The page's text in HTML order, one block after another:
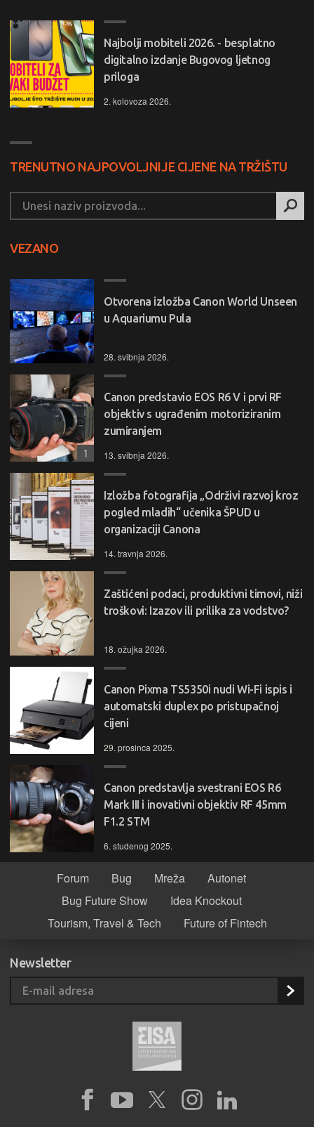
Najbolji mobiteli 2026. - besplatno
digitalno izdanje Bugovog ljetnog
priloga
2. kolovoza 2026.
TRENUTNO NAJPOVOLJNIJE CIJENE NA TRŽIŠTU
VEZANO
Otvorena izložba Canon World Unseen
u Aquariumu Pula
28. svibnja 2026.
Canon predstavio EOS R6 V i prvi RF
objektiv s ugrađenim motoriziranim
zumiranjem
13. svibnja 2026.
1
Izložba fotografija „Održivi razvoj kroz
pogled mladih“ učenika ŠPUD u
organizaciji Canona
14. travnja 2026.
Zaštićeni podaci, produktivni timovi, niži
troškovi: Izazov ili prilika za vodstvo?
18. ožujka 2026.
Canon Pixma TS5350i nudi Wi-Fi ispis i
automatski duplex po pristupačnoj
cijeni
29. prosinca 2025.
Canon predstavlja svestrani EOS R6
Mark III i inovativni objektiv RF 45mm
F1.2 STM
6. studenog 2025.
Forum Bug Mreža
Autonet
Bug Future Show
Idea Knockout
Tourism, Travel & Tech
Future of Fintech
Newsletter